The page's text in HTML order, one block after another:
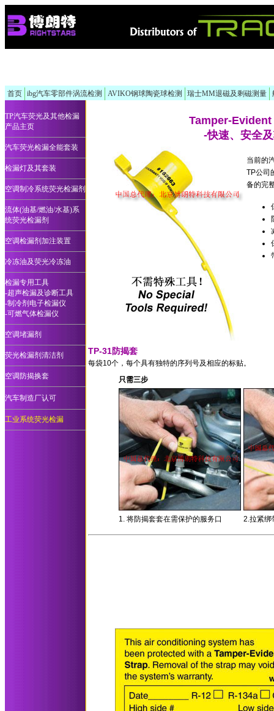
首页 ibg汽车零部件涡流检测 AVIKO钢球陶瓷球检测 瑞士MM退磁及剩磁测量
TP汽车荧光及其他检漏
产品主页
汽车荧光检漏全能套装
检漏灯及其套装
空调制冷系统荧光检漏剂
流体(油基/燃油/水基)系
统荧光检漏剂
空调检漏剂加注装置
冷冻油及荧光冷冻油
检漏专用工具
-超声检漏及诊断工具
-制冷剂电子检漏仪
-可燃气体检漏仪
空调堵漏剂
荧光检漏剂清洁剂
空调防揭换套
汽车制造厂认可
工业系统荧光检漏
Tamper-
-快速、安全
当前的
TP公司
备的完
TP-31防揭套
每袋10个，每个具有独特的序列号及相应的标贴。
只需三步
1. 将防揭套套在需保护的服务口 2.拉紧绑